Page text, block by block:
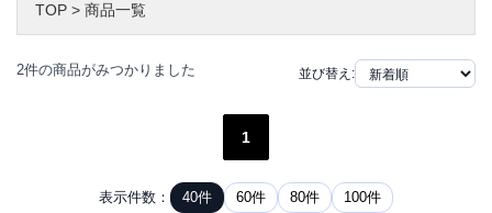
TOP > 商品一覧
2件の商品がみつかりました 並び替え:
1
表示件数： 40件 60件 80件 100件